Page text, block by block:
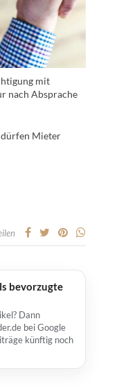
mit
nach Absprache
Mieter
bevorzugte
Dann
bei Google
künftig noch